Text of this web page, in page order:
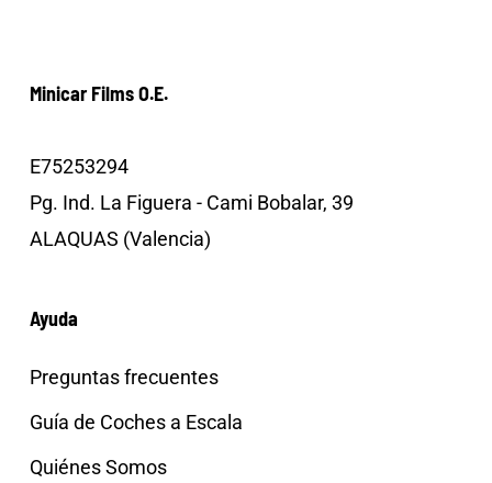
Minicar Films O.E.
E75253294
Pg. Ind. La Figuera - Cami Bobalar, 39
ALAQUAS (Valencia)
Ayuda
Preguntas frecuentes
Guía de Coches a Escala
Quiénes Somos